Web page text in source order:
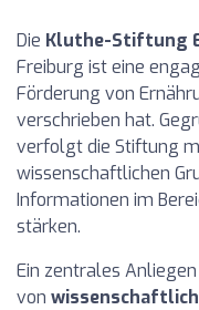
Die Kluthe-Stiftung
Freiburg ist eine
Förderung von
verschrieben hat.
verfolgt die Stiftung
wissenschaftlichen
Informationen im
stärken.
Ein zentrales
von